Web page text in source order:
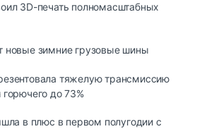
3D-печать полномасштабных
новые зимние грузовые шины
тяжелую трансмиссию
до 73%
в плюс в первом полугодии с